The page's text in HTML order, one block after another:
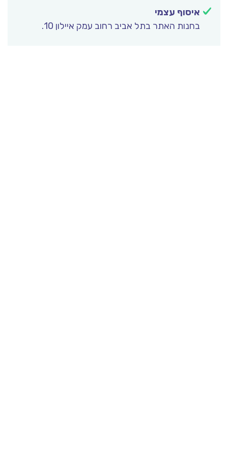
איסוף עצמי
בחנות האתר בתל אביב רחוב עמק איילון 10.